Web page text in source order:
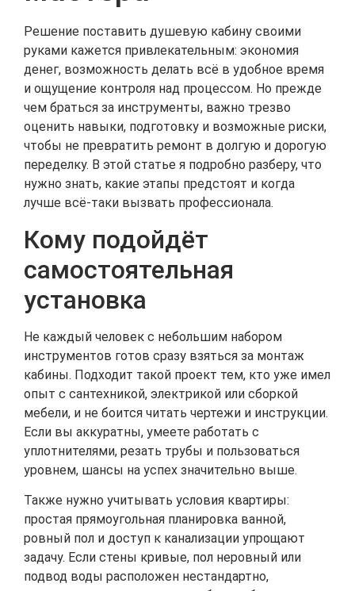
Решение поставить душевую кабину своими
руками кажется привлекательным: экономия
денег, возможность делать всё в удобное время
и ощущение контроля над процессом. Но прежде
чем браться за инструменты, важно трезво
оценить навыки, подготовку и возможные риски,
чтобы не превратить ремонт в долгую и дорогую
переделку. В этой статье я подробно разберу, что
нужно знать, какие этапы предстоят и когда
лучше всё-таки вызвать профессионала.
Кому подойдёт
самостоятельная
установка
Не каждый человек с небольшим набором
инструментов готов сразу взяться за монтаж
кабины. Подходит такой проект тем, кто уже имел
опыт с сантехникой, электрикой или сборкой
мебели, и не боится читать чертежи и инструкции.
Если вы аккуратны, умеете работать с
уплотнителями, резать трубы и пользоваться
уровнем, шансы на успех значительно выше.
Также нужно учитывать условия квартиры:
простая прямоугольная планировка ванной,
ровный пол и доступ к канализации упрощают
задачу. Если стены кривые, пол неровный или
подвод воды расположен нестандартно,